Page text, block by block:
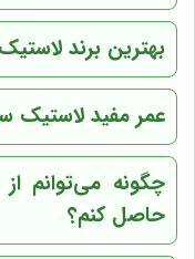
بهترین برند
عمر مفید لاستیک
چگونه می‌توانم
حاصل کنم؟